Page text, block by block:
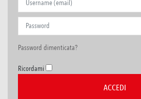
Password dimenticata?
Ricordami